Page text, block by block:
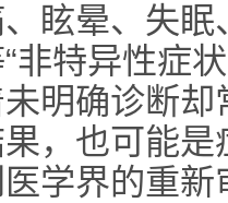
眩晕、失
非特异性症
明确诊断
果，也可能
学界的重新